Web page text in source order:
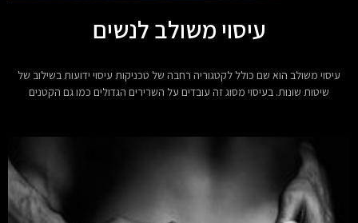
עיסוי משולב לנשים
עיסוי משולב הוא שם כולל לקטגוריה רחבה של טכניקות עיסוי ידועות בשילוב של
שיטות שונות. בעיסוי מסוג זה עובדים על השרירים הגדולים כמו גם הקטנים